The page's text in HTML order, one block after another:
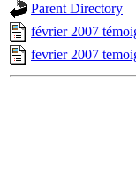
Parent Directory
février 2007
fevrier 2007